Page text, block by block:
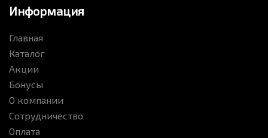
Информация
Главная
Каталог
Акции
Бонусы
О компании
Сотрудничество
Оплата